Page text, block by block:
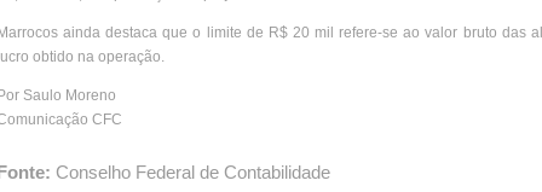
ainda destaca que o limite de R$ 20 mil refere-se ao valor bruto das
obtido na operação.
Saulo Moreno
CFC
Conselho Federal de Contabilidade